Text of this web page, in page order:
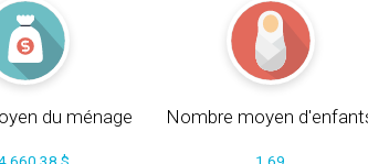
du ménage Nombre moyen